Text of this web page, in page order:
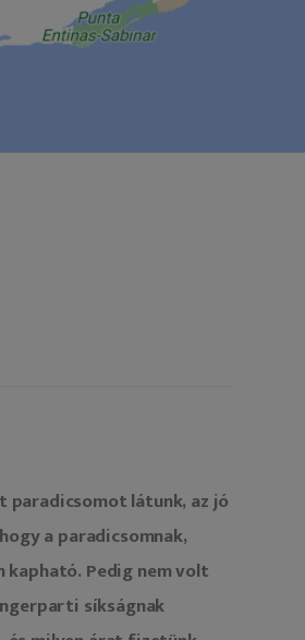
paradicsomot látunk, az jó
a paradicsomnak,
kapható. Pedig nem volt
síkságnak